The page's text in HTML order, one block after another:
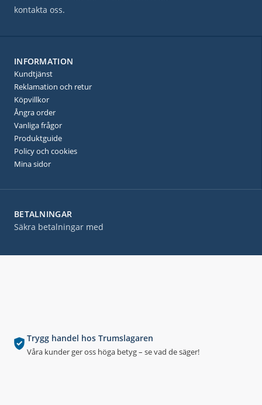
Trygg handel hos Trumslagaren
Våra kunder ger oss höga betyg – se vad de säger!
BETALNINGAR
Säkra betalningar med
kontakta oss.
INFORMATION
Kundtjänst
Reklamation och retur
Köpvillkor
Ångra order
Vanliga frågor
Produktguide
Policy och cookies
Mina sidor